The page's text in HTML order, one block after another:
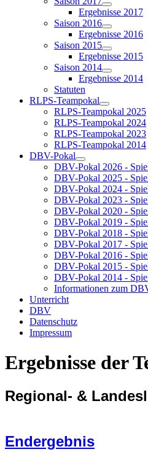
Ergebnisse 2017
Saison 2016
Ergebnisse 2016
Saison 2015
Ergebnisse 2015
Saison 2014
Ergebnisse 2014
Statuten
RLPS-Teampokal
RLPS-Teampokal 2025
RLPS-Teampokal 2024
RLPS-Teampokal 2023
RLPS-Teampokal 2014
DBV-Pokal
DBV-Pokal 2026 -
DBV-Pokal 2025 -
DBV-Pokal 2024 -
DBV-Pokal 2023 -
DBV-Pokal 2020 -
DBV-Pokal 2019 -
DBV-Pokal 2018 -
DBV-Pokal 2017 -
DBV-Pokal 2016 -
DBV-Pokal 2015 -
DBV-Pokal 2014 -
Informationen zum
Unterricht
DBV
Datenschutz
Impressum
Ergebnisse der
Regional- &
Endergebnis